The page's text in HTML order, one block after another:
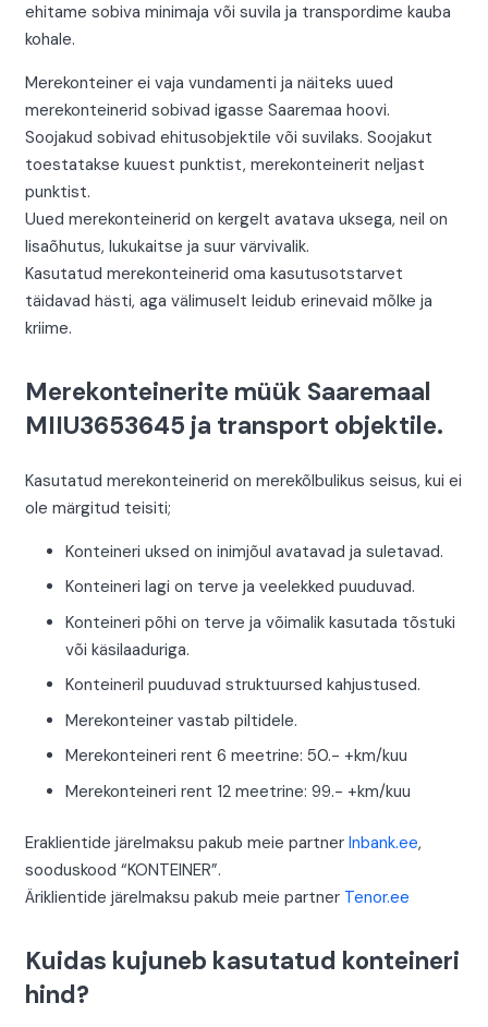
ehitame sobiva minimaja või suvila ja transpordime kauba
kohale.
Merekonteiner ei vaja vundamenti ja näiteks uued
merekonteinerid sobivad igasse Saaremaa hoovi.
Soojakud sobivad ehitusobjektile või suvilaks. Soojakut
toestatakse kuuest punktist, merekonteinerit neljast
punktist.
Uued merekonteinerid on kergelt avatava uksega, neil on
lisaõhutus, lukukaitse ja suur värvivalik.
Kasutatud merekonteinerid oma kasutusotstarvet
täidavad hästi, aga välimuselt leidub erinevaid mõlke ja
kriime.
Merekonteinerite müük Saaremaal
MIIU3653645 ja transport objektile.
Kasutatud merekonteinerid on merekõlbulikus seisus, kui ei
ole märgitud teisiti;
Konteineri uksed on inimjõul avatavad ja suletavad.
Konteineri lagi on terve ja veelekked puuduvad.
Konteineri põhi on terve ja võimalik kasutada tõstuki
või käsilaaduriga.
Konteineril puuduvad struktuursed kahjustused.
Merekonteiner vastab piltidele.
Merekonteineri rent 6 meetrine: 50.- +km/kuu
Merekonteineri rent 12 meetrine: 99.- +km/kuu
Eraklientide järelmaksu pakub meie partner Inbank.ee,
sooduskood “KONTEINER”.
Äriklientide järelmaksu pakub meie partner Tenor.ee
Kuidas kujuneb kasutatud konteineri
hind?